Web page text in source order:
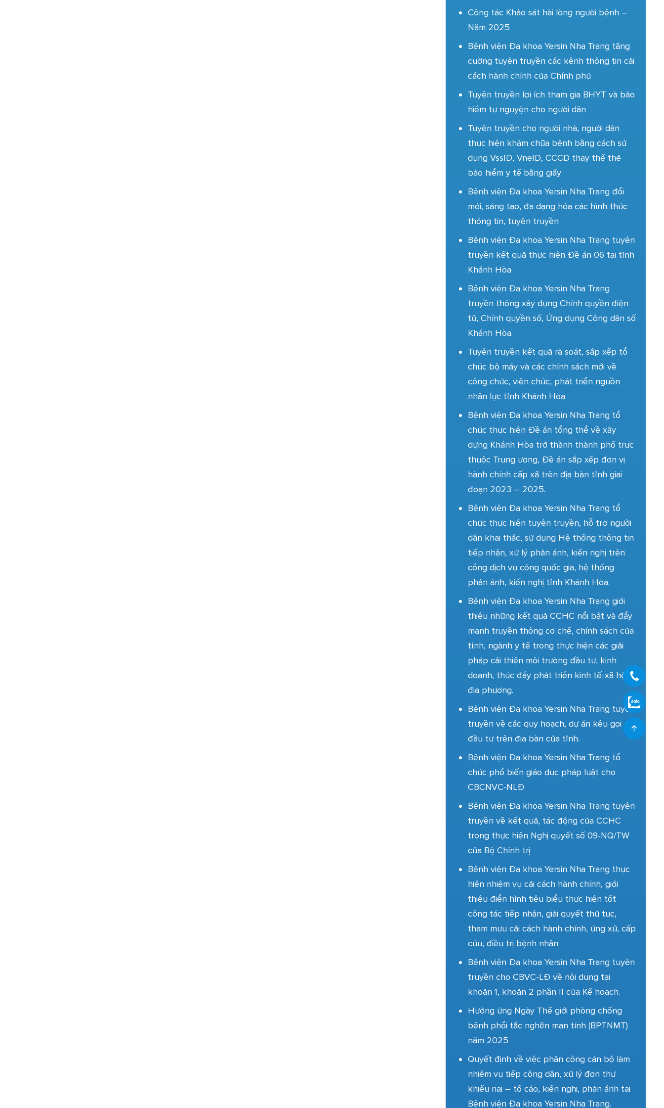
Công tác Khảo sát hài lòng người bệnh –
Năm 2025
Bệnh viện Đa khoa Yersin Nha Trang tăng
cường tuyên truyền các kênh thông tin cải
cách hành chính của Chính phủ
Tuyên truyền lợi ích tham gia BHYT và bảo
hiểm tự nguyện cho người dân
Tuyên truyền cho người nhà, người dân
thực hiện khám chữa bệnh bằng cách sử
dụng VssID, VneID, CCCD thay thế thẻ
bảo hiểm y tế bằng giấy
Bệnh viện Đa khoa Yersin Nha Trang đổi
mới, sáng tạo, đa dạng hóa các hình thức
thông tin, tuyên truyền
Bệnh viện Đa khoa Yersin Nha Trang tuyên
truyền kết quả thực hiện Đề án 06 tại tỉnh
Khánh Hòa
Bệnh viện Đa khoa Yersin Nha Trang
truyền thông xây dựng Chính quyền điện
tử, Chính quyền số, Ứng dụng Công dân số
Khánh Hòa.
Tuyên truyền kết quả rà soát, sắp xếp tổ
chức bộ máy và các chính sách mới về
công chức, viên chức, phát triển nguồn
nhân lực tỉnh Khánh Hòa
Bệnh viện Đa khoa Yersin Nha Trang tổ
chức thực hiện Đề án tổng thể về xây
dựng Khánh Hòa trở thành thành phố trực
thuộc Trung ương, Đề án sắp xếp đơn vị
hành chính cấp xã trên địa bàn tỉnh giai
đoạn 2023 – 2025.
Bệnh viện Đa khoa Yersin Nha Trang tổ
chức thực hiện tuyên truyền, hỗ trợ người
dân khai thác, sử dụng Hệ thống thông tin
tiếp nhận, xử lý phản ánh, kiến nghị trên
cổng dịch vụ công quốc gia, hệ thống
phản ánh, kiến nghị tỉnh Khánh Hòa.
Bệnh viện Đa khoa Yersin Nha Trang giới
thiệu những kết quả CCHC nổi bật và đẩy
mạnh truyền thông cơ chế, chính sách của
tỉnh, ngành y tế trong thực hiện các giải
pháp cải thiện môi trường đầu tư, kinh
doanh, thúc đẩy phát triển kinh tế-xã hội
địa phương.
Bệnh viện Đa khoa Yersin Nha Trang tuyên
truyền về các quy hoạch, dự án kêu gọi
đầu tư trên địa bàn của tỉnh.
Bệnh viện Đa khoa Yersin Nha Trang tổ
chức phổ biến giáo dục pháp luật cho
CBCNVC-NLĐ
Bệnh viện Đa khoa Yersin Nha Trang tuyên
truyền về kết quả, tác động của CCHC
trong thực hiện Nghị quyết số 09-NQ/TW
của Bộ Chính trị
Bệnh viện Đa khoa Yersin Nha Trang thực
hiện nhiệm vụ cải cách hành chính, giới
thiệu điển hình tiêu biểu thực hiện tốt
công tác tiếp nhận, giải quyết thủ tục,
tham mưu cải cách hành chính, ứng xử, cấp
cứu, điều trị bệnh nhân
Bệnh viện Đa khoa Yersin Nha Trang tuyên
truyền cho CBVC-LĐ về nội dung tại
khoản 1, khoản 2 phần II của Kế hoạch.
Hưởng ứng Ngày Thế giới phòng chống
bệnh phổi tắc nghẽn mạn tính (BPTNMT)
năm 2025
Quyết định về việc phân công cán bộ làm
nhiệm vụ tiếp công dân, xử lý đơn thư
khiếu nại – tố cáo, kiến nghị, phản ánh tại
Bệnh viện Đa khoa Yersin Nha Trang.